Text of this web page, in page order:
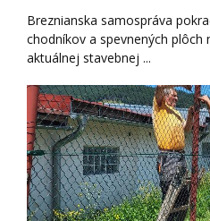
Breznianska samospráva
chodníkov a spevnených plôch
aktuálnej stavebnej ...